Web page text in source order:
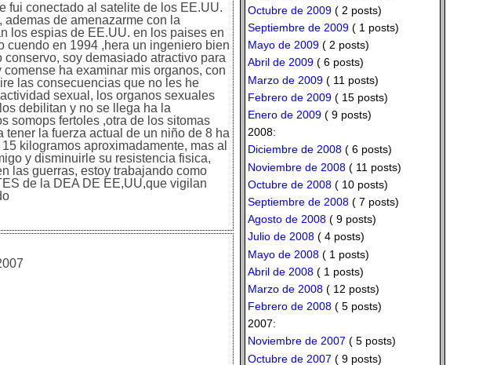
fui conectado al satelite de los EE.UU.
de amenazarme con la
los espias de EE.UU. en los paises en
cuendo en 1994 ,hera un ingeniero bien
soy demasiado atractivo para
ha examinar mis organos, con
las consecuencias que no les he
sexual, los organos sexuales
debilitan y no se llega ha la
somops fertoles ,otra de los sitomas
la fuerza actual de un niño de 8 ha
kilogramos aproximadamente, mas al
y disminuirle su resistencia fisica,
las guerras, estoy trabajando como
de la DEA DE EE,UU,que vigilan
Octubre de 2009( 2 posts)
Septiembre de 2009( 1 posts)
Mayo de 2009( 2 posts)
Abril de 2009( 6 posts)
Marzo de 2009( 11 posts)
Febrero de 2009( 15 posts)
Enero de 2009( 9 posts)
2008:
Diciembre de 2008( 6 posts)
Noviembre de 2008( 11 posts)
Octubre de 2008( 10 posts)
Septiembre de 2008( 7 posts)
Agosto de 2008( 9 posts)
Julio de 2008( 4 posts)
Mayo de 2008( 1 posts)
Abril de 2008( 1 posts)
Marzo de 2008( 12 posts)
Febrero de 2008( 5 posts)
2007:
Noviembre de 2007 ( 5 posts)
Octubre de 2007 ( 9 posts)